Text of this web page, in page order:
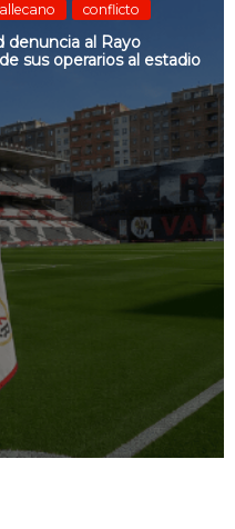
conflicto
denuncia al Rayo
sus operarios al estadio